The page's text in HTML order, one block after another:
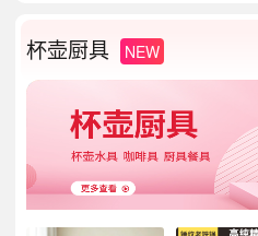
杯壶厨具 NEW